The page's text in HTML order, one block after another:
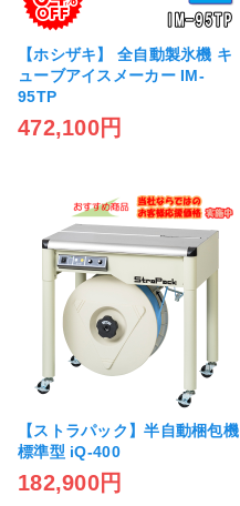
【ホシザキ】 全自動製氷機 キ
ューブアイスメーカー IM-
95TP
472,100円
【ストラパック】半自動梱包機
標準型 iQ-400
182,900円